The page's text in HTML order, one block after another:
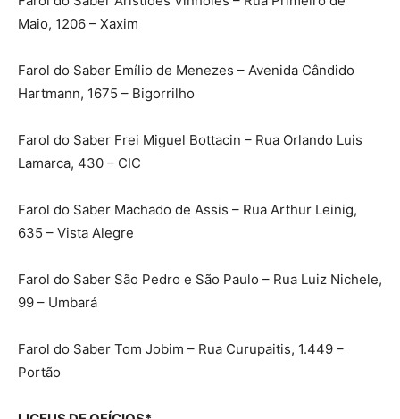
Maio, 1206 – Xaxim
Farol do Saber Emílio de Menezes – Avenida Cândido
Hartmann, 1675 – Bigorrilho
Farol do Saber Frei Miguel Bottacin – Rua Orlando Luis
Lamarca, 430 – CIC
Farol do Saber Machado de Assis – Rua Arthur Leinig,
635 – Vista Alegre
Farol do Saber São Pedro e São Paulo – Rua Luiz Nichele,
99 – Umbará
Farol do Saber Tom Jobim – Rua Curupaitis, 1.449 –
Portão